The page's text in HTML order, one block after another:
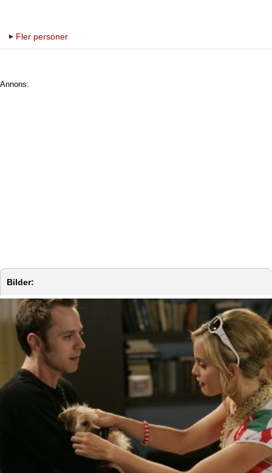
Fler personer
Annons:
Bilder: